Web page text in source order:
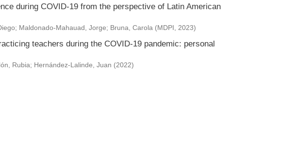
during COVID-19 from the perspective of Latin American
; Maldonado-Mahauad, Jorge; Bruna, Carola (MDPI , 2023)
teachers during the COVID-19 pandemic: personal
Rubia; Hernández-Lalinde, Juan (2022)